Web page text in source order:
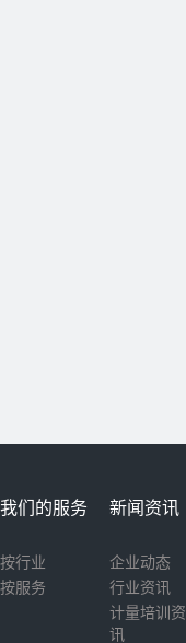
我们的服务
按行业
按服务
新闻资讯
企业动态
行业资讯
计量培训资
讯